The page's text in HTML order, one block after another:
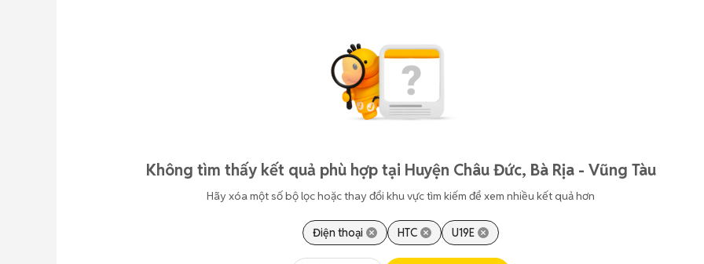
Không tìm thấy kết quả phù hợp tại Huyện Châu Đức, Bà Rịa - Vũng Tàu
Hãy xóa một số bộ lọc hoặc thay đổi khu vực tìm kiếm để xem nhiều kết quả hơn
Điện thoại HTC U19E